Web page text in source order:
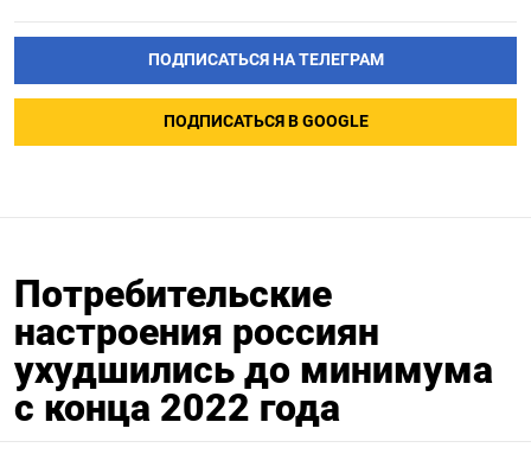
ПОДПИСАТЬСЯ НА ТЕЛЕГРАМ
ПОДПИСАТЬСЯ В GOOGLE
Потребительские
настроения россиян
ухудшились до минимума
с конца 2022 года